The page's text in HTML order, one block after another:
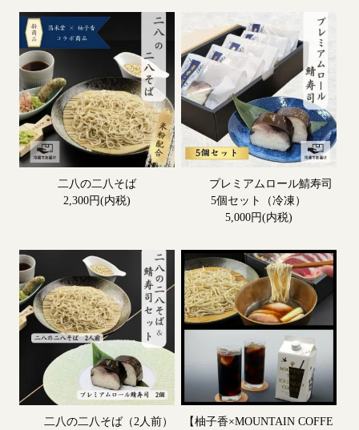
二八の二八そば
2,300円(内税)
プレミアムロール鯖寿司
5個セット（冷凍）
5,000円(内税)
二八の二八そば（2人前）
【柚子香×MOUNTAIN COFFE